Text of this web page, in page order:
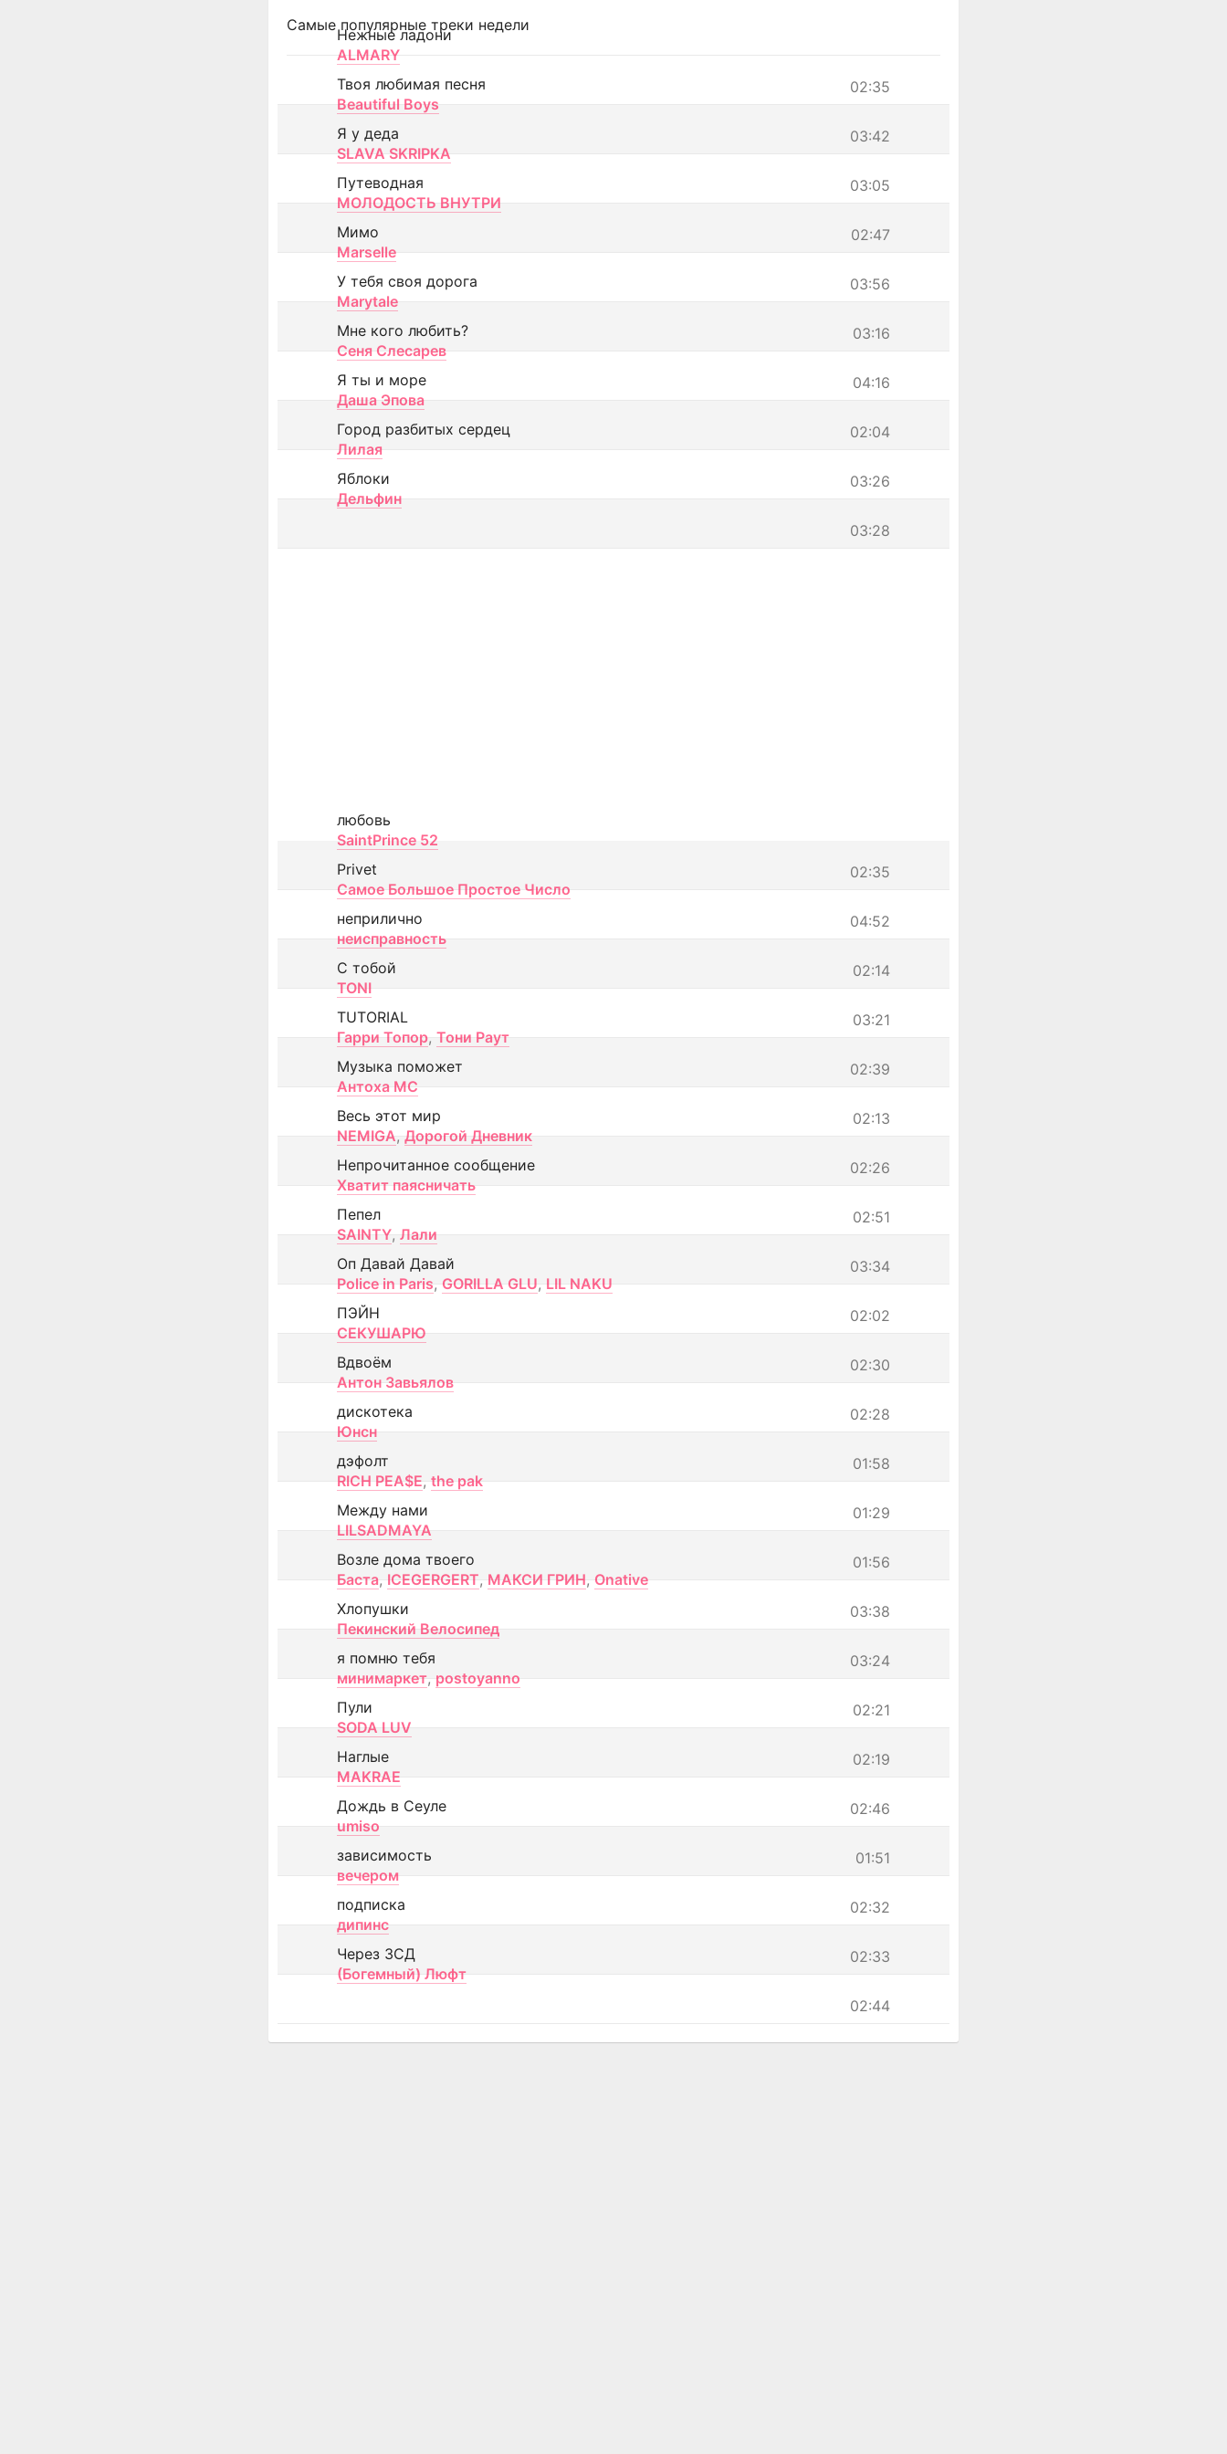
Самые популярные треки недели
Нежные ладони
ALMARY
02:35
Твоя любимая песня
Beautiful Boys
03:42
Я у деда
SLAVA SKRIPKA
03:05
Путеводная
МОЛОДОСТЬ ВНУТРИ
02:47
Мимо
Marselle
03:56
У тебя своя дорога
Marytale
03:16
Мне кого любить?
Сеня Слесарев
04:16
Я ты и море
Даша Эпова
02:04
Город разбитых сердец
Лилая
03:26
Яблоки
Дельфин
03:28
любовь
SaintPrince 52
02:35
Privet
Самое Большое Простое Число
04:52
неприлично
неисправность
02:14
С тобой
TONI
03:21
TUTORIAL
Гарри Топор, Тони Раут
02:39
Музыка поможет
Антоха МС
02:13
Весь этот мир
NEMIGA, Дорогой Дневник
02:26
Непрочитанное сообщение
Хватит паясничать
02:51
Пепел
SAINTY, Лали
03:34
Оп Давай Давай
Police in Paris, GORILLA GLU, LIL NAKU
02:02
ПЭЙН
СЕКУШАРЮ
02:30
Вдвоём
Антон Завьялов
02:28
дискотека
Юнсн
01:58
дэфолт
RICH PEA$E, the pak
01:29
Между нами
LILSADMAYA
01:56
Возле дома твоего
Баста, ICEGERGERT, МАКСИ ГРИН, Onative
03:38
Хлопушки
Пекинский Велосипед
03:24
я помню тебя
минимаркет, postoyanno
02:21
Пули
SODA LUV
02:19
Наглые
MAKRAE
02:46
Дождь в Сеуле
umiso
01:51
зависимость
вечером
02:32
подписка
дипинс
02:33
Через ЗСД
(Богемный) Люфт
02:44